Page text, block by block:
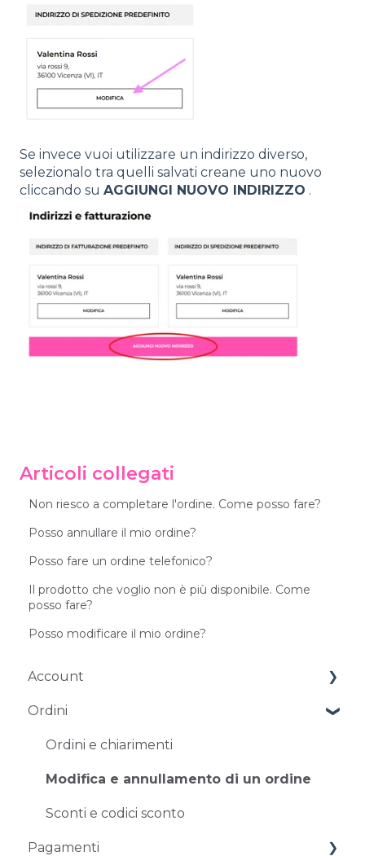
Se invece vuoi utilizzare un indirizzo diverso,
selezionalo tra quelli salvati creane uno nuovo
cliccando su AGGIUNGI NUOVO INDIRIZZO .
Articoli collegati
Non riesco a completare l'ordine. Come posso fare?
Posso annullare il mio ordine?
Posso fare un ordine telefonico?
Il prodotto che voglio non è più disponibile. Come
posso fare?
Posso modificare il mio ordine?
Account
Gestione dell'account
Problemi di accesso
Ordini
Ordini e chiarimenti
Modifica e annullamento di un ordine
Sconti e codici sconto
Pagamenti